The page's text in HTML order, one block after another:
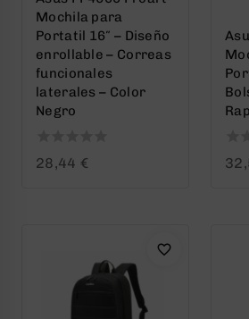
Mochila para
Portatil 16″ – Diseño
enrollable – Correas
funcionales
laterales – Color
Negro
0
28,44 €
0